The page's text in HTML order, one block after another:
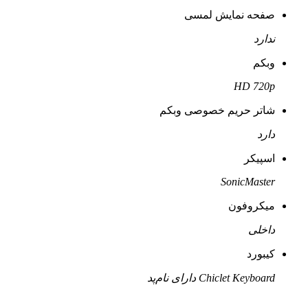
صفحه نمایش لمسی
ندارد
وبکم
HD 720p
شاتر حریم خصوصی وبکم
دارد
اسپیکر
SonicMaster
میکروفون
داخلی
کیبورد
Chiclet Keyboard دارای نام‌پد